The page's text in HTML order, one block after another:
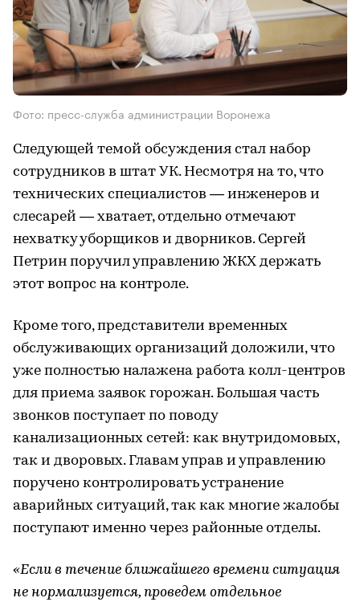
Фото: пресс-служба администрации Воронежа
Следующей темой обсуждения стал набор
сотрудников в штат УК. Несмотря на то, что
технических специалистов — инженеров и
слесарей — хватает, отдельно отмечают
нехватку уборщиков и дворников. Сергей
Петрин поручил управлению ЖКХ держать
этот вопрос на контроле.
Кроме того, представители временных
обслуживающих организаций доложили, что
уже полностью налажена работа колл-центров
для приема заявок горожан. Большая часть
звонков поступает по поводу
канализационных сетей: как внутридомовых,
так и дворовых. Главам управ и управлению
поручено контролировать устранение
аварийных ситуаций, так как многие жалобы
поступают именно через районные отделы.
«Если в течение ближайшего времени ситуация
не нормализуется, проведем отдельное